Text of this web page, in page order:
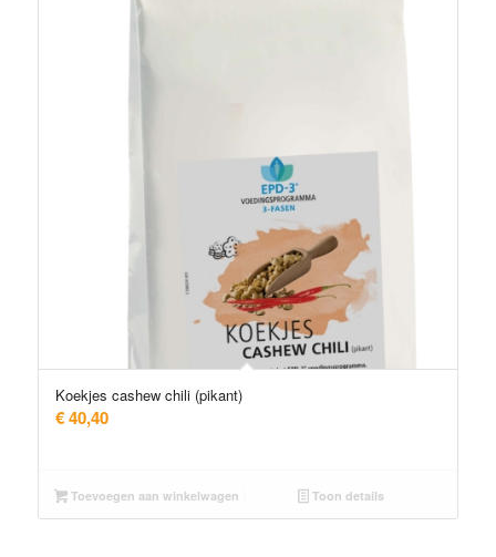
Koekjes cashew chili (pikant)
€40,40
Toevoegen aan winkelwagen Toon details